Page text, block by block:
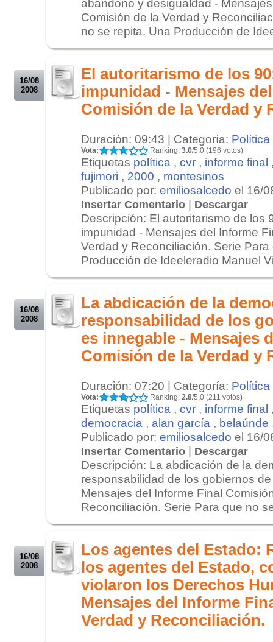
abandono y desigualdad -
Comisión de la Verdad y
no se repita. Una Producción de
16/08
2008
El autoritarismo de los
impunidad - Mensajes
Comisión de la Verdad y
Duración: 09:43 | Categoría: Política
Vota: Ranking: 3.0/5.0 (196 votos)
Etiquetas política , cvr , informe final
fujimori , 2000 , montesinos
Publicado por: emiliosalcedo el 16/
Insertar Comentario | Descargar
Descripción: El autoritarismo de los
impunidad - Mensajes del Informe
Verdad y Reconciliación. Serie
Producción de Ideeleradio Manuel
16/08
2008
La abdicación de la
responsabilidad de los
es innegable - Mensajes
Comisión de la Verdad y
Duración: 07:20 | Categoría: Política
Vota: Ranking: 2.8/5.0 (211 votos)
Etiquetas política , cvr , informe final
democracia , alan garcía , belaúnde
Publicado por: emiliosalcedo el 16/
Insertar Comentario | Descargar
Descripción: La abdicación de la
responsabilidad de los gobiernos
Mensajes del Informe Final
Reconciliación. Serie Para que no
16/08
2008
Los agentes del Estado:
los agentes del Estado,
violaron los Derechos
Mensajes del Informe
Verdad y Reconciliación.